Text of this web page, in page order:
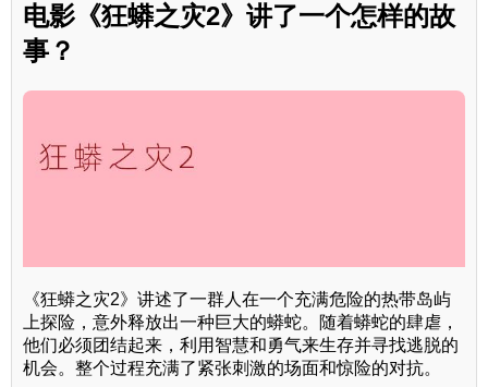
电影《狂蟒之灾2》讲了一个怎样的故
事？
《狂蟒之灾2》讲述了一群人在一个充满危险的热带岛屿
上探险，意外释放出一种巨大的蟒蛇。随着蟒蛇的肆虐，
他们必须团结起来，利用智慧和勇气来生存并寻找逃脱的
机会。整个过程充满了紧张刺激的场面和惊险的对抗。